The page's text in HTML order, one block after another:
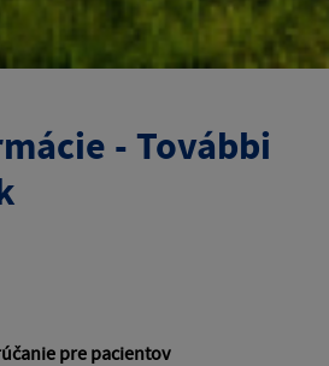
- További
pre pacientov